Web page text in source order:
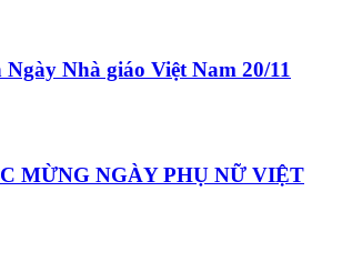
Nhà giáo Việt Nam 20/11
MỪNG NGÀY PHỤ NỮ VIỆT